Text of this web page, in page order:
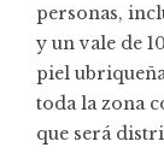
personas,
y un vale de
piel
toda la zona
que será